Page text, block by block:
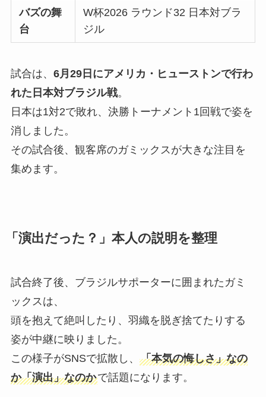
バズの舞
台
W杯2026 ラウンド32 日本対ブラ
ジル
試合は、 6月29日にアメリカ・ヒューストンで行わ
れた日本対ブラジル戦。
日本は1対2で敗れ、決勝トーナメント1回戦で姿を
消しました。
その試合後、観客席のガミックスが大きな注目を
集めます。
「演出だった？」本人の説明を整理
試合終了後、ブラジルサポーターに囲まれたガミ
ックスは、
頭を抱えて絶叫したり、羽織を脱ぎ捨てたりする
姿が中継に映りました。
この様子がSNSで拡散し、 「本気の悔しさ」なの
か「演出」なのかで話題になります。